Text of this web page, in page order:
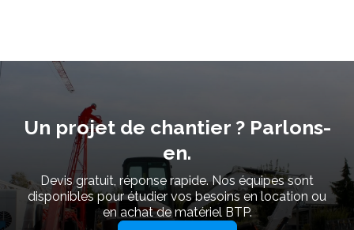
Un projet de chantier ? Parlons-
en.
Devis gratuit, réponse rapide. Nos équipes sont
disponibles pour étudier vos besoins en location ou
en achat de matériel BTP.